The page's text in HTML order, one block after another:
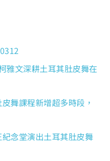
雅文深耕土耳其肚皮舞在
舞課程新增超多時段，
念堂演出土耳其肚皮舞